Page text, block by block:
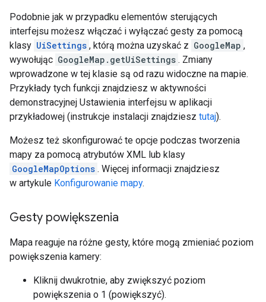
Podobnie jak w przypadku elementów sterujących
interfejsu możesz włączać i wyłączać gesty za pomocą
klasy UiSettings , którą można uzyskać z GoogleMap ,
wywołując GoogleMap.getUiSettings . Zmiany
wprowadzone w tej klasie są od razu widoczne na mapie.
Przykłady tych funkcji znajdziesz w aktywności
demonstracyjnej Ustawienia interfejsu w aplikacji
przykładowej (instrukcje instalacji znajdziesz tutaj).
Możesz też skonfigurować te opcje podczas tworzenia
mapy za pomocą atrybutów XML lub klasy
GoogleMapOptions . Więcej informacji znajdziesz
w artykule Konfigurowanie mapy.
Gesty powiększenia
Mapa reaguje na różne gesty, które mogą zmieniać poziom
powiększenia kamery:
Kliknij dwukrotnie, aby zwiększyć poziom
powiększenia o 1 (powiększyć).